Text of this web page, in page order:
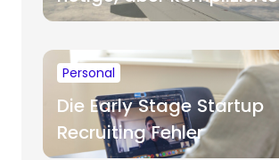
für Startups
Personal
Die Early Stage Startup
Recruiting Fehler